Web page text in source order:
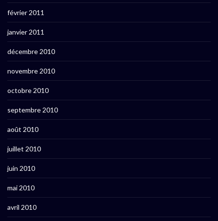
février 2011
janvier 2011
décembre 2010
novembre 2010
octobre 2010
septembre 2010
août 2010
juillet 2010
juin 2010
mai 2010
avril 2010